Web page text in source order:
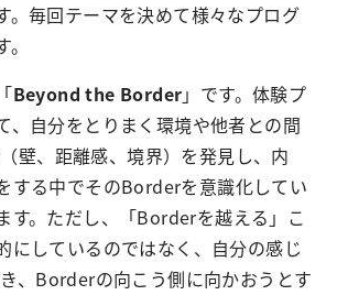
。毎回テーマを決めて様々なプログ
Beyond the Border」です。体験プ
、自分をとりまく環境や他者との間
壁、距離感、境界）を発見し、内
する中でそのBorderを意識化してい
す。ただし、「Borderを越える」こ
にしているのではなく、自分の感じ
、Borderの向こう側に向かおうとす